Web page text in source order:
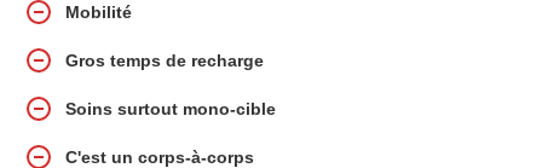
Mobilité
Gros temps de recharge
Soins surtout mono-cible
C'est un corps-à-corps